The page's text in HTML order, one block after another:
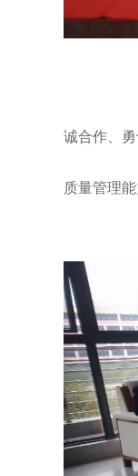
诚合作、
质量管理